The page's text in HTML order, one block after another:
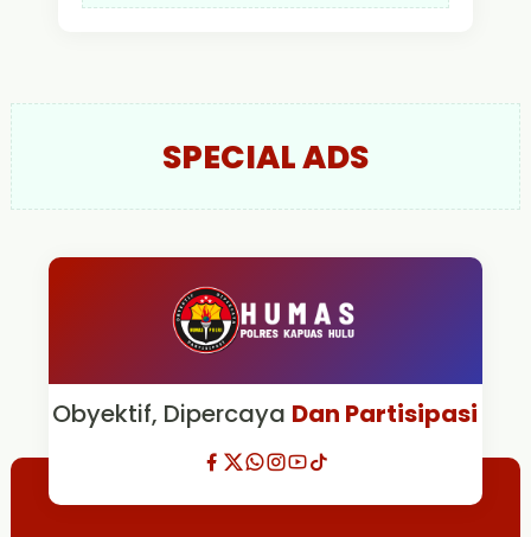
SPECIAL ADS
Obyektif, Dipercaya Dan Partisipasi